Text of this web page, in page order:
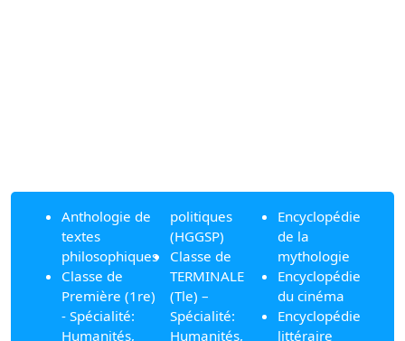
Anthologie de
textes
philosophiques
Classe de
Première (1re)
- Spécialité:
Humanités,
politiques
(HGGSP)
Classe de
TERMINALE
(Tle) –
Spécialité:
Humanités,
Encyclopédie
de la
mythologie
Encyclopédie
du cinéma
Encyclopédie
littéraire